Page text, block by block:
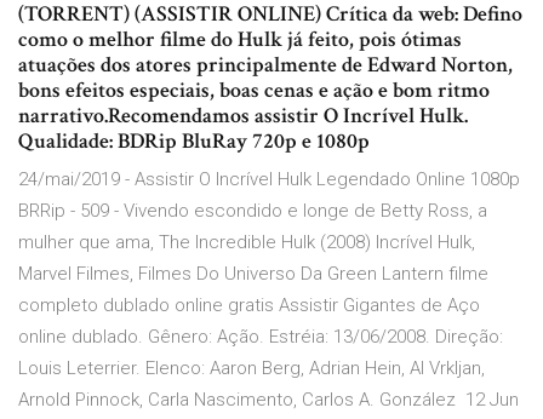
(TORRENT) (ASSISTIR ONLINE) Crítica da web: Defino
como o melhor filme do Hulk já feito, pois ótimas
atuações dos atores principalmente de Edward Norton,
bons efeitos especiais, boas cenas e ação e bom ritmo
narrativo.Recomendamos assistir O Incrível Hulk.
Qualidade: BDRip BluRay 720p e 1080p
24/mai/2019 - Assistir O Incrível Hulk Legendado Online 1080p
BRRip - 509 - Vivendo escondido e longe de Betty Ross, a
mulher que ama, The Incredible Hulk (2008) Incrível Hulk,
Marvel Filmes, Filmes Do Universo Da Green Lantern filme
completo dublado online gratis Assistir Gigantes de Aço
online dublado. Gênero: Ação. Estréia: 13/06/2008. Direção:
Louis Leterrier. Elenco: Aaron Berg, Adrian Hein, Al Vrkljan,
Arnold Pinnock, Carla Nascimento, Carlos A. González 12 Jun